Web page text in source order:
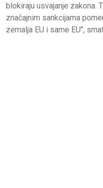
blokiraju usvajanje zakona.
značajnim sankcijama
zemalja EU i same EU",